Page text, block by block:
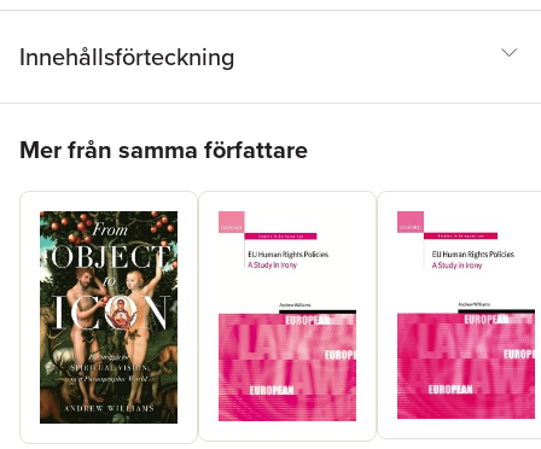
Innehållsförteckning
Mer från samma författare